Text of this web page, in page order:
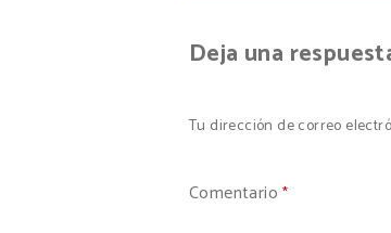
Deja una
Tu dirección de correo
Comentario*